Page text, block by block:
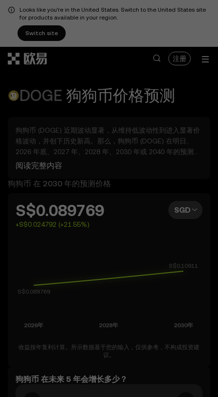
Looks like you're in the United States. Switch to the United States site
for products available in your region.
Switch site
注册
DOGE 狗狗币价格预测
狗狗币 (DOGE) 近期波动显著，从维持低波动性到进入显著价
格波动，并创下历史新高。那么，狗狗币 (DOGE) 在明日、
2026 年底、2027 年、2028 年、2030 年或 2040 年的预测价
格会是多少？
几个月后，或远至 2050 年。您还可以为 狗狗币 设置自己的预
市场具有波动性，参考预测时需持续保持探索心态，同时保持
适度谨慎。
阅读完整内容
狗狗币 在 2030 年的预测价格
S$0.089769
+S$0.024792 (+21.55%)
SGD
收益按年复利计算。所示数据基于您的输入，仅供参考，不构成投资建
议。
狗狗币 在未来 5 年会增长多少？